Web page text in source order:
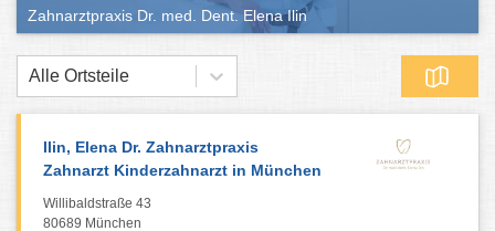
Zahnarztpraxis Dr. med. Dent. Elena Ilin
Alle Ortsteile
Ilin, Elena Dr. Zahnarztpraxis
Zahnarzt Kinderzahnarzt in München
Willibaldstraße 43
80689 München